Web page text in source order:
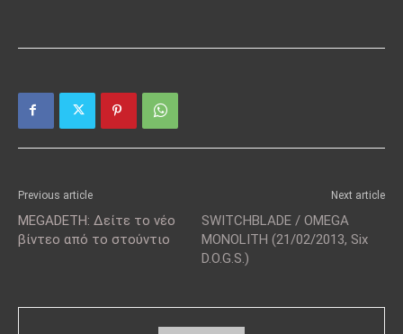
Previous article
MEGADETH: Δείτε το νέο
βίντεο από το στούντιο
Next article
SWITCHBLADE / OMEGA
MONOLITH (21/02/2013, Six
D.O.G.S.)